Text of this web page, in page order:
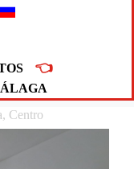
👈
Centro